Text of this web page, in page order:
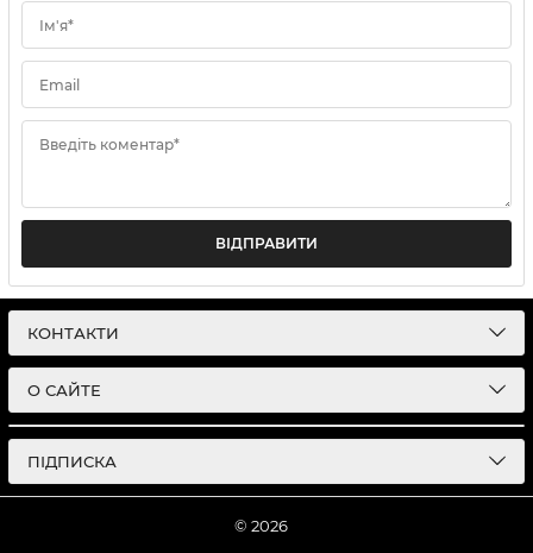
Ім'я*
Email
Введіть коментар*
ВІДПРАВИТИ
КОНТАКТИ
О САЙТЕ
ПІДПИСКА
© 2026